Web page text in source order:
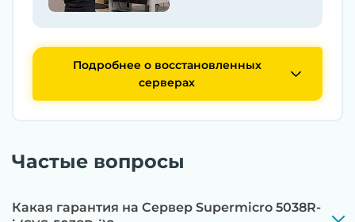
Подробнее о восстановленных
серверах
Частые вопросы
Какая гарантия на Сервер Supermicro 5038R-